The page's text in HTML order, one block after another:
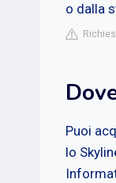
o dalla
Puoi
lo